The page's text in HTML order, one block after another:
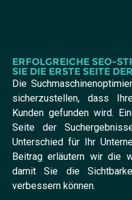
ERFOLGREICHE SEO-
SIE DIE ERSTE SEITE
Die
sicherzustellen, dass
Kunden gefunden wird.
Seite der
Unterschied für Ihr
Beitrag erläutern wir die
damit Sie die
verbessern können.